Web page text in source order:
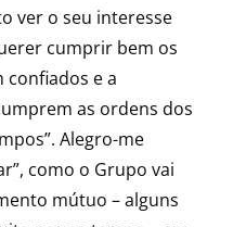
ver o seu interesse
cumprir bem os
confiados e a
as ordens dos
Alegro-me
como o Grupo vai
mútuo – alguns